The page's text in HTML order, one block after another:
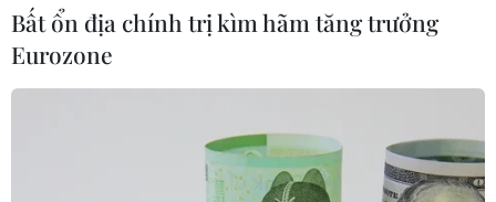
#Dịch COVID-19
Tp. Hồ Chí Minh
Bất ổn địa chính trị kìm hãm tăng trưởng
Eurozone